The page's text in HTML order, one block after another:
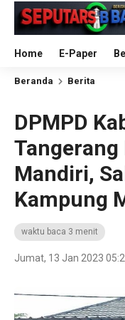
Home E-Paper
Beranda Berita
DPMPD
Tangerang
Mandiri,
Kampung
waktu baca 3 menit
Jumat, 13 Jan 2023